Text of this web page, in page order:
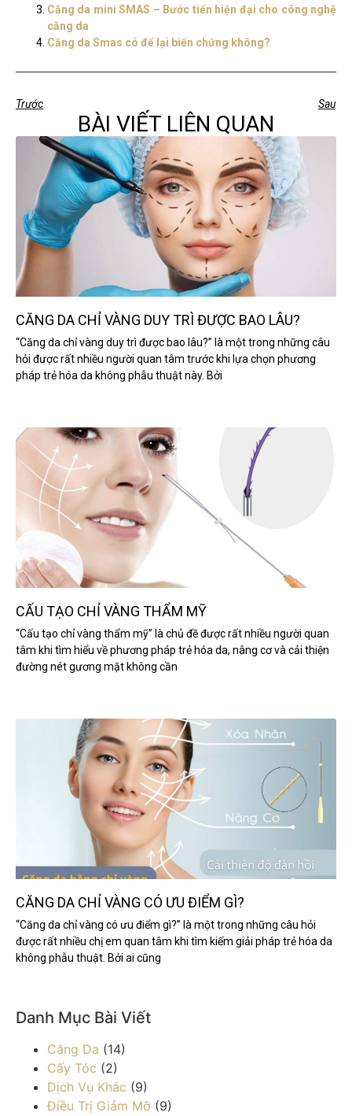
Căng da mini SMAS – Bước tiến hiện đại cho công nghệ
căng da
Căng da Smas có để lại biến chứng không?
Trước Sau
BÀI VIẾT LIÊN QUAN
CĂNG DA CHỈ VÀNG DUY TRÌ ĐƯỢC BAO LÂU?
“Căng da chỉ vàng duy trì được bao lâu?” là một trong những câu
hỏi được rất nhiều người quan tâm trước khi lựa chọn phương
pháp trẻ hóa da không phẫu thuật này. Bởi
CẤU TẠO CHỈ VÀNG THẨM MỸ
“Cấu tạo chỉ vàng thẩm mỹ” là chủ đề được rất nhiều người quan
tâm khi tìm hiểu về phương pháp trẻ hóa da, nâng cơ và cải thiện
đường nét gương mặt không cần
CĂNG DA CHỈ VÀNG CÓ ƯU ĐIỂM GÌ?
“Căng da chỉ vàng có ưu điểm gì?” là một trong những câu hỏi
được rất nhiều chị em quan tâm khi tìm kiếm giải pháp trẻ hóa da
không phẫu thuật. Bởi ai cũng
Danh Mục Bài Viết
Căng Da (14)
Cấy Tóc (2)
Dịch Vụ Khác (9)
Điều Trị Giảm Mỡ (9)